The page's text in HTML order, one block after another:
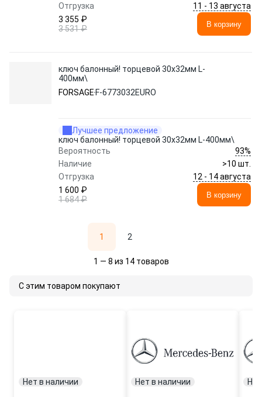
Отгрузка
11 - 13 августа
3 355 ₽
3 531 ₽
В корзину
ключ балонный! торцевой 30х32мм L-
400мм\
FORSAGE F-6773032EURO
Лучшее предложение
ключ балонный! торцевой 30х32мм L-400мм\
Вероятность
93%
Наличие
>10 шт.
Отгрузка
12 - 14 августа
1 600 ₽
1 684 ₽
В корзину
1 2
1 — 8 из 14 товаров
С этим товаром покупают
Нет в наличии Нет в наличии